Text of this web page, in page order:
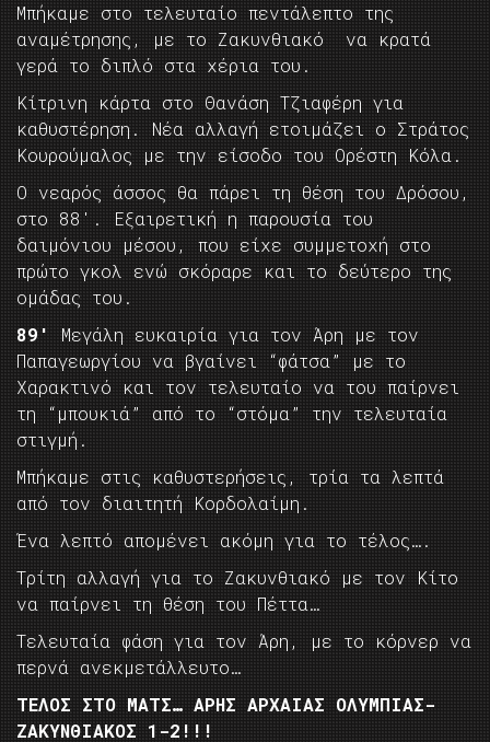
Μπήκαμε στο τελευταίο πεντάλεπτο της
αναμέτρησης, με το Ζακυνθιακό να κρατά
γερά το διπλό στα χέρια του.
Κίτρινη κάρτα στο Θανάση Τζιαφέρη για
καθυστέρηση. Νέα αλλαγή ετοιμάζει ο Στράτος
Κουρούμαλος με την είσοδο του Ορέστη Κόλα.
Ο νεαρός άσσος θα πάρει τη θέση του Δρόσου,
στο 88′. Εξαιρετική η παρουσία του
δαιμόνιου μέσου, που είχε συμμετοχή στο
πρώτο γκολ ενώ σκόραρε και το δεύτερο της
ομάδας του.
89′
Μεγάλη ευκαιρία για τον Άρη με τον
Παπαγεωργίου να βγαίνει “φάτσα” με το
Χαρακτινό και τον τελευταίο να του παίρνει
τη “μπουκιά” από το “στόμα” την τελευταία
στιγμή.
Μπήκαμε στις καθυστερήσεις, τρία τα λεπτά
από τον διαιτητή Κορδολαίμη.
Ένα λεπτό απομένει ακόμη για το τέλος….
Τρίτη αλλαγή για το Ζακυνθιακό με τον Κίτο
να παίρνει τη θέση του Πέττα…
Τελευταία φάση για τον Άρη, με το κόρνερ να
περνά ανεκμετάλλευτο…
ΤΕΛΟΣ ΣΤΟ ΜΑΤΣ… ΑΡΗΣ ΑΡΧΑΙΑΣ ΟΛΥΜΠΙΑΣ-
ΖΑΚΥΝΘΙΑΚΟΣ 1-2!!!